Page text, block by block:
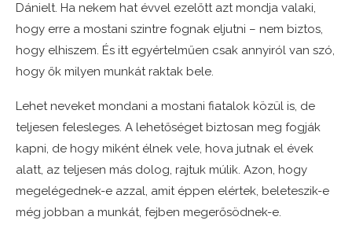
Dánielt. Ha nekem hat évvel ezelőtt azt mondja valaki,
hogy erre a mostani szintre fognak eljutni – nem biztos,
hogy elhiszem. És itt egyértelműen csak annyiról van szó,
hogy ők milyen munkát raktak bele.
Lehet neveket mondani a mostani fiatalok közül is, de
teljesen felesleges. A lehetőséget biztosan meg fogják
kapni, de hogy miként élnek vele, hova jutnak el évek
alatt, az teljesen más dolog, rajtuk múlik. Azon, hogy
megelégednek-e azzal, amit éppen elértek, beleteszik-e
még jobban a munkát, fejben megerősödnek-e.